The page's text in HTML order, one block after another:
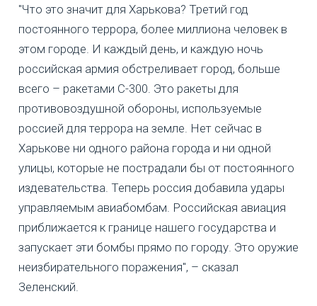
"Что это значит для Харькова? Третий год
постоянного террора, более миллиона человек в
этом городе. И каждый день, и каждую ночь
российская армия обстреливает город, больше
всего – ракетами С-300. Это ракеты для
противовоздушной обороны, используемые
россией для террора на земле. Нет сейчас в
Харькове ни одного района города и ни одной
улицы, которые не пострадали бы от постоянного
издевательства. Теперь россия добавила удары
управляемым авиабомбам. Российская авиация
приближается к границе нашего государства и
запускает эти бомбы прямо по городу. Это оружие
неизбирательного поражения", – сказал
Зеленский.